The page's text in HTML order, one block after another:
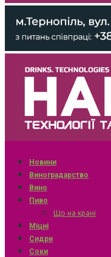
Новини
Виноградарство
Вино
Пиво
Що на крані
Міцні
Сидри
Соки